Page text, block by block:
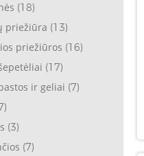
(18)
priežiūra (13)
priežiūros (16)
(17)
ir geliai (7)
(3)
(7)